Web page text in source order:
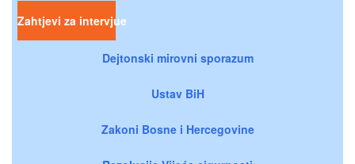
Zahtjevi za intervjue
Dejtonski mirovni sporazum
Ustav BiH
Zakoni Bosne i Hercegovine